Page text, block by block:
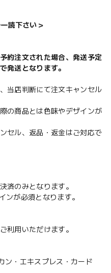
読下さい＞
約注文された場合、発送予定
発送となります。
当店判断にて注文キャンセル
の商品とは色味やデザインが
セル、返品・返金はご対応で
済のみとなります。
ンが必須となります。
利用いただけます。
・エキスプレス・カード